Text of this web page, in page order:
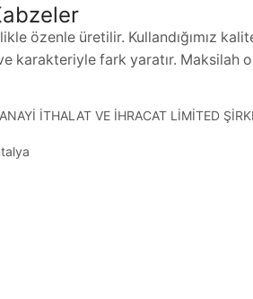
özenle üretilir. Kullandığımız
karakteriyle fark yaratır. Maksilah
İTHALAT VE İHRACAT LİMİTED